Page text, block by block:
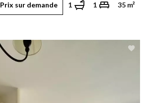
35 m²
1
1
Prix sur demande